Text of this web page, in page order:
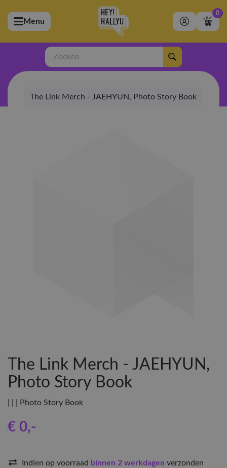
(Artiesten)
(Merchandise)
(Exclusive)
(Winkel)
Menu
0
Zoeken
The Link Merch - JAEHYUN, Photo Story Book
The Link Merch - JAEHYUN,
Photo Story Book
| | | Photo Story Book
€ 0,-
Indien op voorraad binnen 2 werkdagen verzonden